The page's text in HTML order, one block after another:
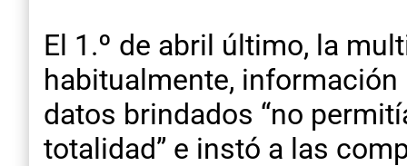
El 1.º de abril último, la
habitualmente,
datos brindados “no
totalidad” e instó a las